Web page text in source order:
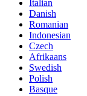
Italian
Danish
Romanian
Indonesian
Czech
Afrikaans
Swedish
Polish
Basque